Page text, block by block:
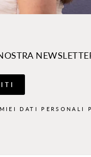
DATI PERSONALI